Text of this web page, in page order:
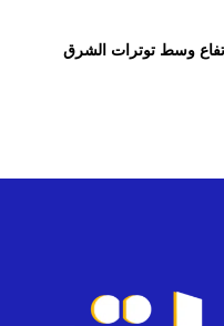
وسط توترات الشرق